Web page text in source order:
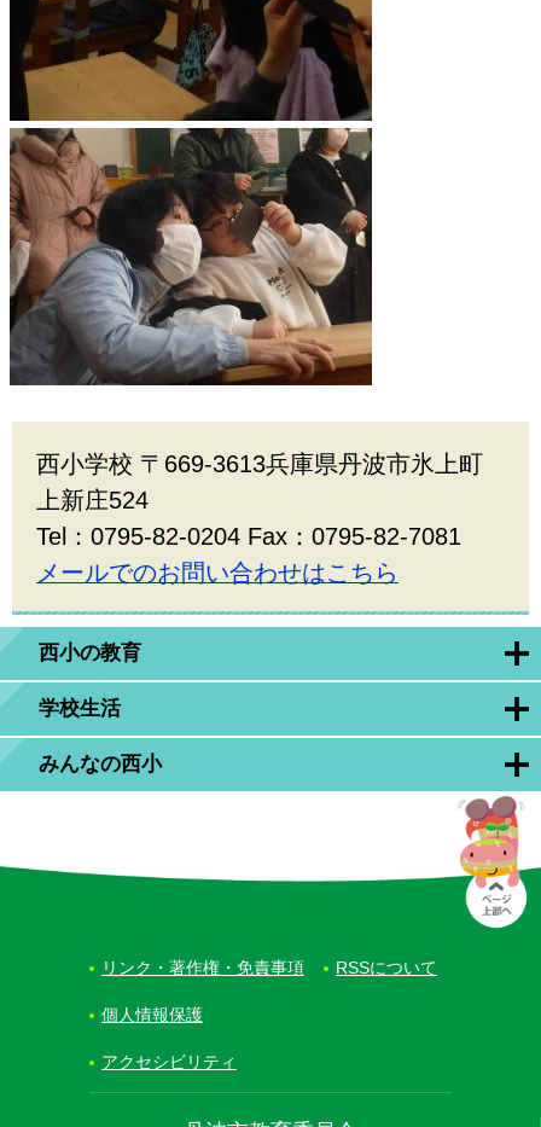
西小の教育
学校生活
みんなの西小
西小学校 〒669-3613兵庫県丹波市氷上町
上新庄524
Tel：0795-82-0204 Fax：0795-82-7081
メールでのお問い合わせはこちら
リンク・著作権・免責事項 RSSについて
個人情報保護
アクセシビリティ